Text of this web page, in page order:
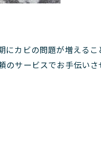
カビの問題が増える
サービスでお手伝い